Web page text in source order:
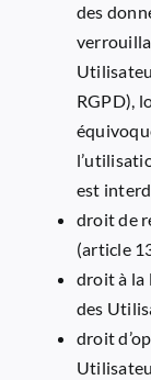
des
RGPD),
est
droit de
(article
droit à la
des
droit